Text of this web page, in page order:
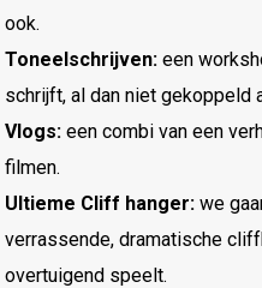
ook.
Toneelschrijven: een
schrijft, al dan niet gekoppeld
Vlogs: een combi van een
filmen.
Ultieme Cliff hanger: we
verrassende, dramatische
overtuigend speelt.